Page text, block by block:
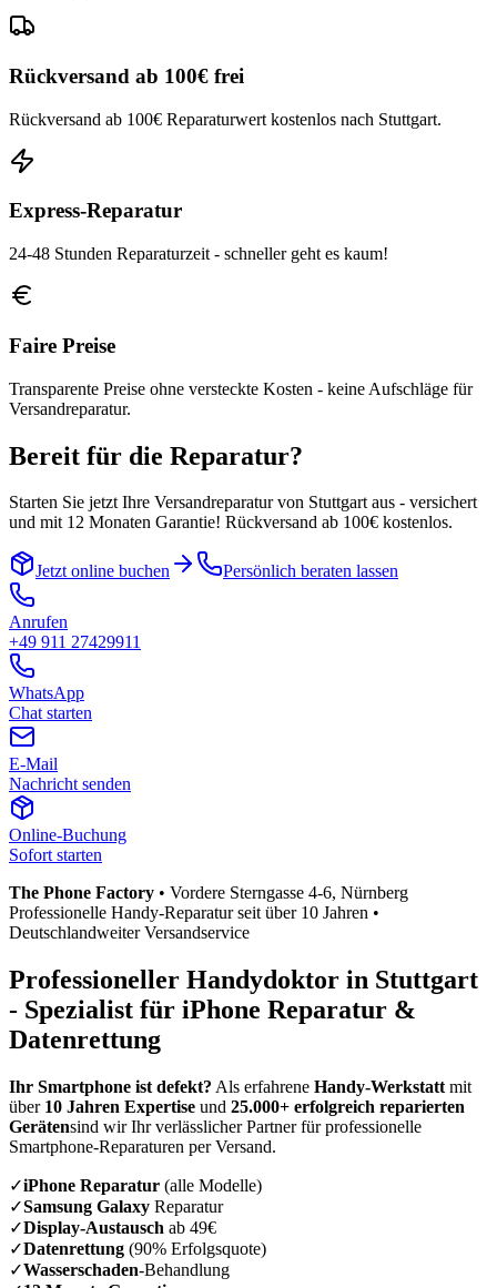
Rückversand ab 100€ frei
Rückversand ab 100€ Reparaturwert kostenlos nach Stuttgart.
Express-Reparatur
24-48 Stunden Reparaturzeit - schneller geht es kaum!
Faire Preise
Transparente Preise ohne versteckte Kosten - keine Aufschläge für
Versandreparatur.
Bereit für die Reparatur?
Starten Sie jetzt Ihre Versandreparatur von Stuttgartaus - versichert
und mit 12 Monaten Garantie! Rückversand ab 100€ kostenlos.
Jetzt online buchen Persönlich beraten lassen
Anrufen
+49 911 27429911
WhatsApp
Chat starten
E-Mail
Nachricht senden
Online-Buchung
Sofort starten
The Phone Factory • Vordere Sterngasse 4-6, Nürnberg
Professionelle Handy-Reparatur seit über 10 Jahren •
Deutschlandweiter Versandservice
Professioneller Handydoktor in Stuttgart
- Spezialist für iPhone Reparatur &
Datenrettung
Ihr Smartphone ist defekt? Als erfahrene Handy-Werkstatt mit
über10 Jahren Expertise und 25.000+ erfolgreich reparierten
Gerätensind wir Ihr verlässlicher Partner für professionelle
Smartphone-Reparaturen per Versand.
✓iPhone Reparatur (alle Modelle)
✓Samsung Galaxy Reparatur
✓Display-Austausch ab 49€
✓Datenrettung (90% Erfolgsquote)
✓Wasserschaden-Behandlung